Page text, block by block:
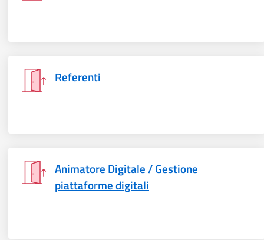
Referenti
Animatore Digitale / Gestione
piattaforme digitali